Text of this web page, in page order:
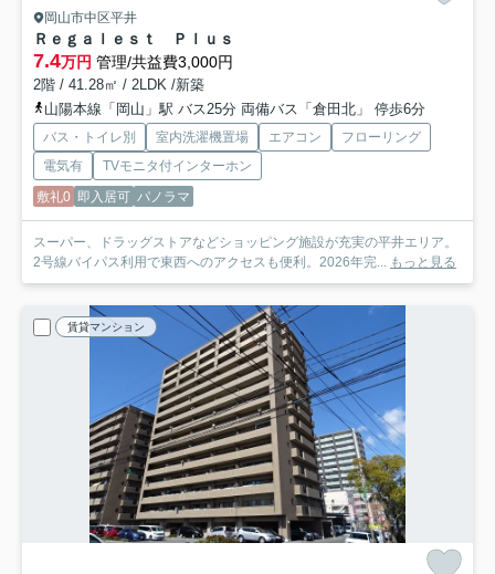
岡山市中区平井
Ｒｅｇａｌｅｓｔ Ｐｌｕｓ
7.4万円 管理/共益費3,000円
2階 / 41.28㎡ / 2LDK /新築
山陽本線「岡山」駅 バス25分 両備バス「倉田北」 停歩6分
バス・トイレ別 室内洗濯機置場 エアコン
フローリング
電気有
TVモニタ付インターホン
敷礼0 即入居可 パノラマ
スーパー、ドラッグストアなどショッピング施設が充実の平井エリア。
2号線バイパス利用で東西へのアクセスも便利。2026年完...
もっと見る
賃貸マンション